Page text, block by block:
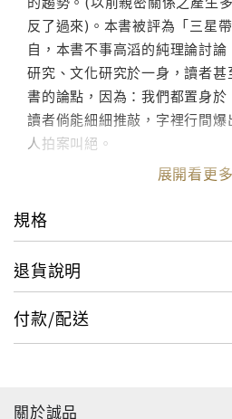
反了過來)。本書被評為「三星
自，本書不事高滔的純理論討
研究、文化研究於一身，讀者
書的論點，因為：我們都置身於
讀者倘能細細推敲，字裡行間
人拍案叫絕。
展開看更多
規格
退貨說明
付款/配送
關於誠品